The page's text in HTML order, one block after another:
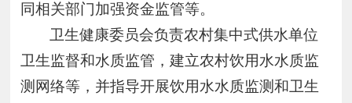
同相关部门加强资金监管等。
卫生健康委员会负责农村集中式供水单位
卫生监督和水质监管，建立农村饮用水水质监
测网络等，并指导开展饮用水水质监测和卫生